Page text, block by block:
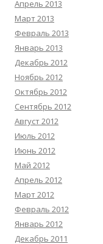
Апрель 2013
Март 2013
Февраль 2013
Январь 2013
Декабрь 2012
Ноябрь 2012
Октябрь 2012
Сентябрь 2012
Август 2012
Июль 2012
Июнь 2012
Май 2012
Апрель 2012
Март 2012
Февраль 2012
Январь 2012
Декабрь 2011